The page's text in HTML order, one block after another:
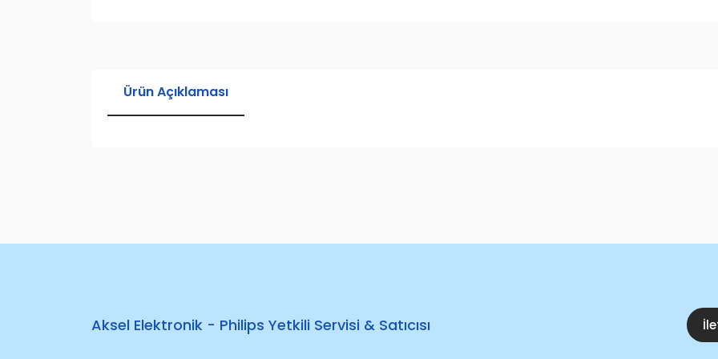
Ürün Açıklaması
Aksel Elektronik - Philips Yetkili Servisi & Satıcısı